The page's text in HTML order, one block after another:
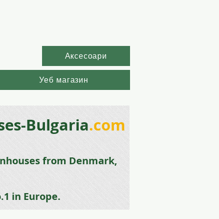
Аксесоари
Уеб магазин
Bulgaria.com
s fromDenmark,
in Europe.